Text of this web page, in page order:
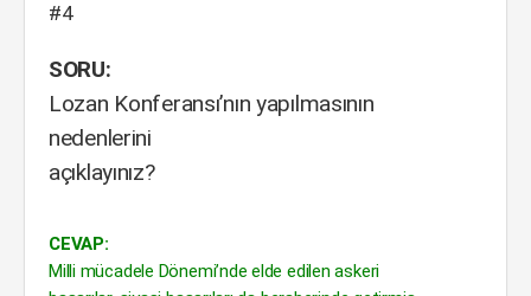
#4
SORU:
Lozan Konferansı’nın yapılmasının
nedenlerini
açıklayınız?
CEVAP:
Milli mücadele Dönemi’nde elde edilen askeri